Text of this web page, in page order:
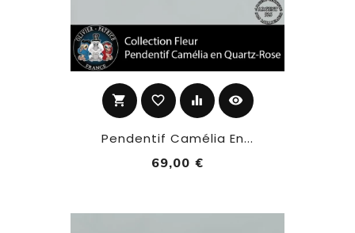
shopping_cart favorite_border equalizer visibility
Pendentif Camélia En...
69,00 €